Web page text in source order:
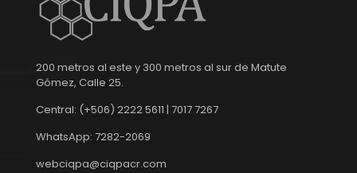
200 metros al este y 300 metros al sur de Matute
Gómez, Calle 25.
Central: (+506) 2222 5611 | 7017 7267
WhatsApp: 7282-2069
webciqpa@ciqpacr.com